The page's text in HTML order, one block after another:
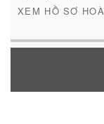
XEM HỒ SƠ